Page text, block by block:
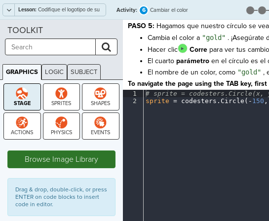
Lesson: Codifique el logotipo de su
Activity: 6 Cambiar el color
PASO 5: Hagamos que nuestro círculo se
Cambia el color a "gold" . ¡Asegúrate
Hacer clic
Correpara ver tus
El cuarto parámetroen el círculo es el
El nombre de un color, como "gold" ,
To navigate the page using the TAB key,
1
2
#· sprite =· codesters.Circle(x,
sprite =· codesters . Circle( - 150 ,
TOOLKIT
GRAPHICS LOGIC SUBJECT
GRAPHICS
Browse Image Library
Drag & drop, double-click, or press
ENTER on code blocks to insert
code in editor.